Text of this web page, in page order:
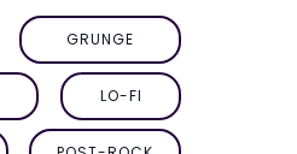
GRUNGE
LO-FI